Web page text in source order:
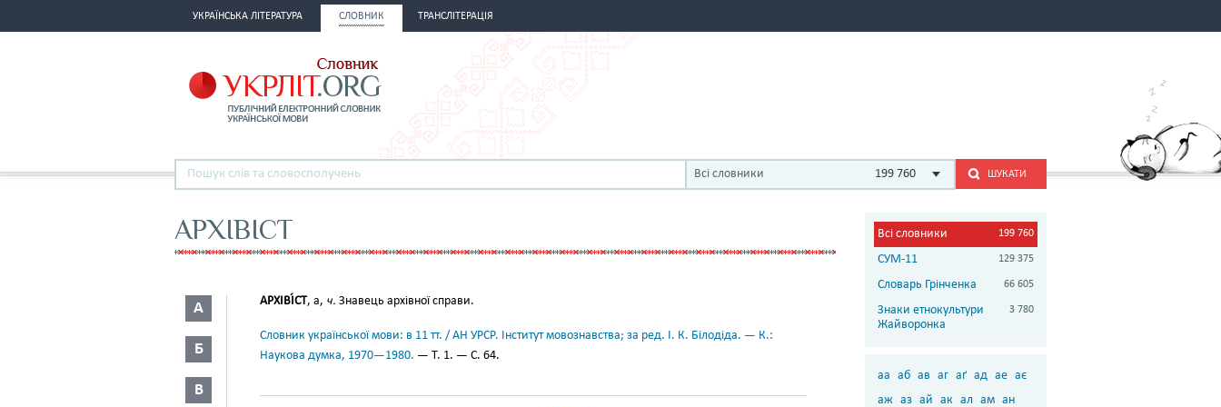
УКРАЇНСЬКА ЛІТЕРАТУРА СЛОВНИК ТРАНСЛІТЕРАЦІЯ
Всі словники 199 760 ШУКАТИ
АРХІВІСТ
А
Б
В
АРХІВІ́СТ, а, ч. Знавець архівної справи.
Словник української мови: в 11 тт. / АН УРСР. Інститут мовознавства; за ред. І. К. Білодіда. — К.:
Наукова думка, 1970—1980. — Т. 1. — С. 64.
Всі словники 199 760
СУМ-11 129 375
Словарь Грінченка 66 605
Знаки етнокультури
Жайворонка
3 780
аа аб ав аг аґ ад ае ає
аж аз ай ак ал ам ан